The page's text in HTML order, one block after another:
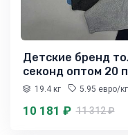
Детские бренд
секонд оптом 20
19.4 кг 5.95 евро/кг
10 181 ₽ 11 312 ₽